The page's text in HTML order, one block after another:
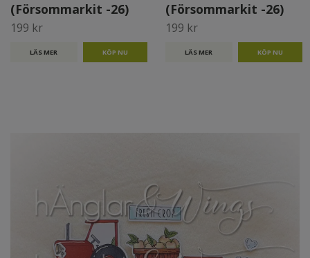
(Försommarkit -26)
199 kr
LÄS MER
(Försommarkit -26)
199 kr
LÄS MER